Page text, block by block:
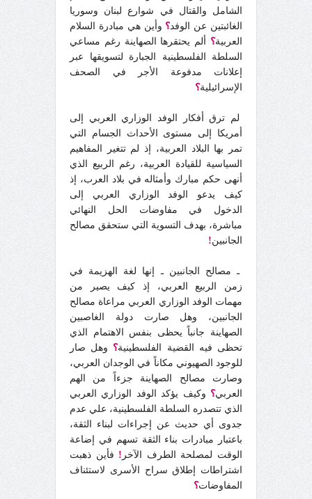
الشامل والقتال في شوارع لبنان وسوريا
الغائبتين عن الوفد؟ وأين هي مبادرة السلام
العربية؟ ألم يحتقرها الصهاينة رغم مساعي
السلطة الفلسطينية الجبارة لتسويقها عبر
إعلانات مدفوعة الأجر في الصحف
الإسرائيلية؟
لم ترق أفكار الوفد الوزاري العربي إلى
أمريكا إلى مستوى الأحداث الجسام التي
تمر بها البلاد العربية، إذ لم تتغير المفاهيم
السياسية للقيادة العربية، رغم الربيع الذي
أنهى حكم مبارك وأمثاله في بلاد العرب، إذ
كيف يدعو الوفد الوزاري العربي إلى
الدخول في مفاوضات الحل النهائي
مباشرة، بهدف التسوية التي ستحقق مصالح
الجانبين!
ـ مصالح الجانبين ـ إنها لغة الهزيمة في
زمن الربيع العربي، إذ كيف يصير من
مهمات الوفد الوزاري العربي مراعاة مصالح
الجانبين، وهل صارت دولة الغاصبين
الصهاينة جانباً يحظى بنفس الاهتمام الذي
تحظى فيه القضية الفلسطينية؟ وهل صار
للوجود الصهيوني مكاناً في الوجدان العربي،
وصارت مصالح الصهاينة جزءاً من الهم
العربي؟ وكيف يؤكد الوفد الوزاري العربي
الذي تتصدره السلطة الفلسطينية، علي عدم
جدوى أي حديث عن إجراءات لبناء الثقة،
باعتبار مبادرات بناء الثقة تسهم في إضاعة
الوقت لمصلحة الطرف الآخر ! فأين ذهبت
اشتراطات إطلاق سراح الأسرى لاستئناف
المفاوضات؟